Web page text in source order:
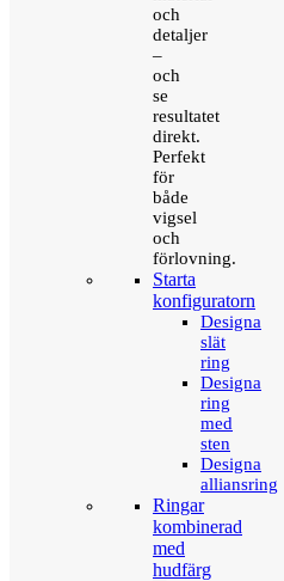
och
detaljer
–
och
se
resultatet
direkt.
Perfekt
för
både
vigsel
och
förlovning.
Starta
konfiguratorn
Designa
slät
ring
Designa
ring
med
sten
Designa
alliansring
Ringar
kombinerad
med
hudfärg